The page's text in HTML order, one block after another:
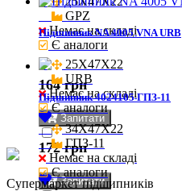
GPZ
Немає на складі
Є аналоги
164 грн
Запитати
Підшипник NA 4005 VNA URB
25X47X22
URB
Немає на складі
Є аналоги
172 грн
Запитати
Підшипник 4024105 ГПЗ-11
34X47X22
ГПЗ-11
Немає на складі
Є аналоги
Cупермаркет підшипників